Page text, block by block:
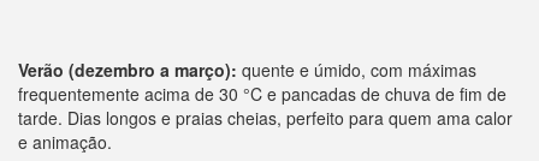
Verão (dezembro a março): quente e úmido, com máximas
frequentemente acima de 30 °C e pancadas de chuva de fim de
tarde. Dias longos e praias cheias, perfeito para quem ama calor
e animação.